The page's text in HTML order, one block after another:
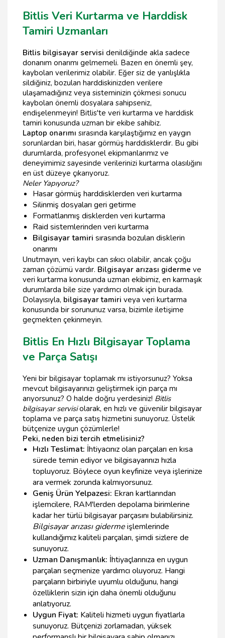
Bitlis Veri Kurtarma ve Harddisk
Tamiri Uzmanları
Bitlis bilgisayar servisi denildiğinde akla sadece
donanım onarımı gelmemeli. Bazen en önemli şey,
kaybolan verilerimiz olabilir. Eğer siz de yanlışlıkla
sildiğiniz, bozulan harddiskinizden verilere
ulaşamadığınız veya sisteminizin çökmesi sonucu
kaybolan önemli dosyalara sahipseniz,
endişelenmeyin! Bitlis'te veri kurtarma ve harddisk
tamiri konusunda uzman bir ekibe sahibiz.
Laptop onarımı sırasında karşılaştığımız en yaygın
sorunlardan biri, hasar görmüş harddisklerdir. Bu gibi
durumlarda, profesyonel ekipmanlarımız ve
deneyimimiz sayesinde verilerinizi kurtarma olasılığını
en üst düzeye çıkarıyoruz.
Neler Yapıyoruz?
Hasar görmüş harddisklerden veri kurtarma
Silinmiş dosyaları geri getirme
Formatlanmış disklerden veri kurtarma
Raid sistemlerinden veri kurtarma
Bilgisayar tamiri sırasında bozulan disklerin
onarımı
Unutmayın, veri kaybı can sıkıcı olabilir, ancak çoğu
zaman çözümü vardır. Bilgisayar arızası giderme ve
veri kurtarma konusunda uzman ekibimiz, en karmaşık
durumlarda bile size yardımcı olmak için burada.
Dolayısıyla, bilgisayar tamiri veya veri kurtarma
konusunda bir sorununuz varsa, bizimle iletişime
geçmekten çekinmeyin.
Bitlis En Hızlı Bilgisayar Toplama
ve Parça Satışı
Yeni bir bilgisayar toplamak mı istiyorsunuz? Yoksa
mevcut bilgisayarınızı geliştirmek için parça mı
arıyorsunuz? O halde doğru yerdesiniz! Bitlis
bilgisayar servisiolarak, en hızlı ve güvenilir bilgisayar
toplama ve parça satış hizmetini sunuyoruz. Üstelik
bütçenize uygun çözümlerle!
Peki, neden bizi tercih etmelisiniz?
Hızlı Teslimat: İhtiyacınız olan parçaları en kısa
sürede temin ediyor ve bilgisayarınızı hızla
topluyoruz. Böylece oyun keyfinize veya işlerinize
ara vermek zorunda kalmıyorsunuz.
Geniş Ürün Yelpazesi: Ekran kartlarından
işlemcilere, RAM'lerden depolama birimlerine
kadar her türlü bilgisayar parçasını bulabilirsiniz.
Bilgisayar arızası gidermeişlemlerinde
kullandığımız kaliteli parçaları, şimdi sizlere de
sunuyoruz.
Uzman Danışmanlık: İhtiyaçlarınıza en uygun
parçaları seçmenize yardımcı oluyoruz. Hangi
parçaların birbiriyle uyumlu olduğunu, hangi
özelliklerin sizin için daha önemli olduğunu
anlatıyoruz.
Uygun Fiyat: Kaliteli hizmeti uygun fiyatlarla
sunuyoruz. Bütçenizi zorlamadan, yüksek